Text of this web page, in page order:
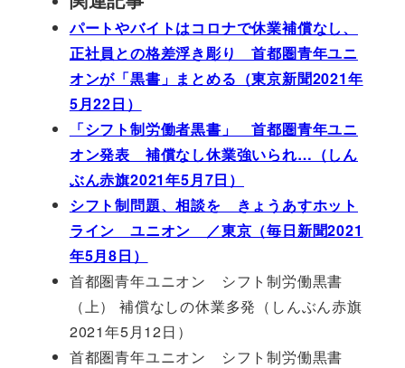
パートやバイトはコロナで休業補償なし、
正社員との格差浮き彫り 首都圏青年ユニ
オンが「黒書」まとめる（東京新聞2021年
5月22日）
「シフト制労働者黒書」 首都圏青年ユニ
オン発表 補償なし休業強いられ…（しん
ぶん赤旗2021年5月7日）
シフト制問題、相談を きょうあすホット
ライン ユニオン ／東京（毎日新聞2021
年5月8日）
首都圏青年ユニオン シフト制労働黒書
（上） 補償なしの休業多発（しんぶん赤旗
2021年5月12日）
首都圏青年ユニオン シフト制労働黒書